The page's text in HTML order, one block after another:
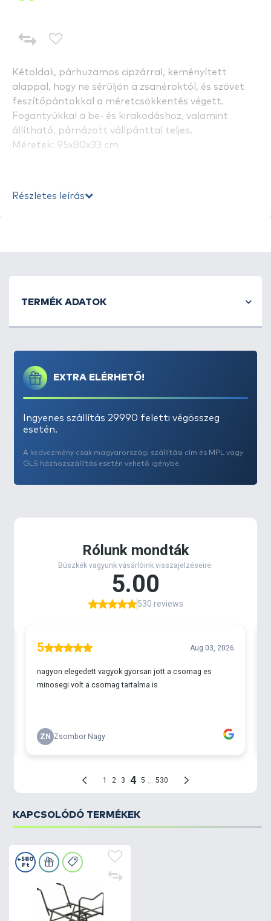
Kétoldali, párhuzamos cipzárral, keményített
alappal, hogy ne sérüljön a zsanéroktól, és szövet
feszítőpántokkal a méretcsökkentés végett.
Fogantyúkkal a be- és kirakodáshoz, valamint
állítható, párnázott vállpánttal teljes.
Méretek: 95x80x33 cm
Részletes leírás
EXTRA ELÉRHETŐ!
Ingyenes szállítás 29990 feletti végösszeg
esetén.
A kedvezmény csak magyarországi szállítási cím és MPL vagy
GLS házhozszállítás esetén vehető igénybe.
TERMÉK ADATOK
KAPCSOLÓDÓ TERMÉKEK
+580
Ft